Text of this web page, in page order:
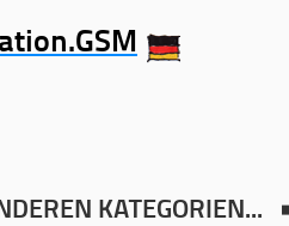
KATEGORIEN...